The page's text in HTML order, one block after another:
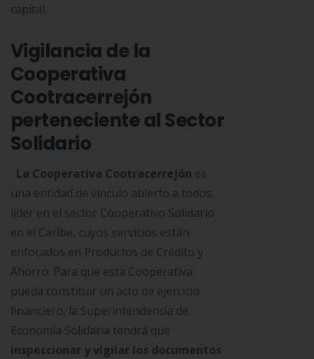
capital.
Vigilancia de la
Cooperativa
Cootracerrejón
perteneciente al Sector
Solidario
La Cooperativa Cootracerrejón es
una entidad de vínculo abierto a todos,
líder en el sector Cooperativo Solidario
en el Caribe, cuyos servicios están
enfocados en Productos de Crédito y
Ahorro. Para que esta Cooperativa
pueda constituir un acto de ejercicio
financiero, la Superintendencia de
Economía Solidaria tendrá que
inspeccionar y vigilar los documentos